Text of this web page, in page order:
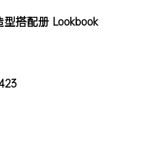
搭配册 Lookbook